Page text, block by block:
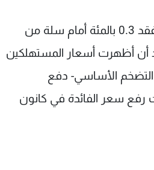
لكن تراجع الدولار -الذي فقد 0.3 بالمئة أمام سلة من
أظهرت أسعار المستهلكين
التضخم الأساسي- دفع
سعر الفائدة في كانون